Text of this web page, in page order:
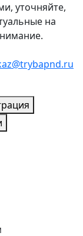
уточняйте,
на